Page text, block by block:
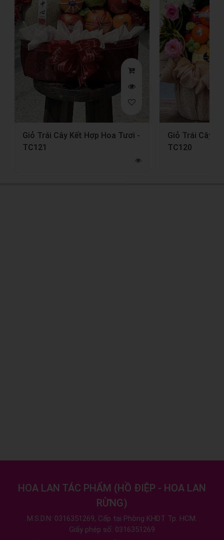
Giỏ Trái Cây Kết Hợp Hoa Tươi -
TC121
Giỏ Trái Cây
TC120
HOA LAN TÁC PHẨM (HỒ ĐIỆP - HOA LAN
RỪNG)
M.S.D.N: 0316351269, Cấp tại Phòng KHDT Tp. HCM.
Giấy phép số: 0316351269